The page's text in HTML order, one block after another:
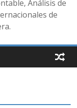
Análisis de
de